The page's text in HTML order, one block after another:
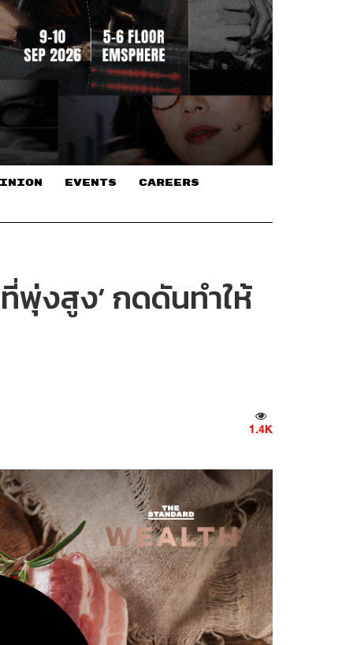
EVENTS CAREERS
พุ่งสูง’ กดดันทำให้
1.4K